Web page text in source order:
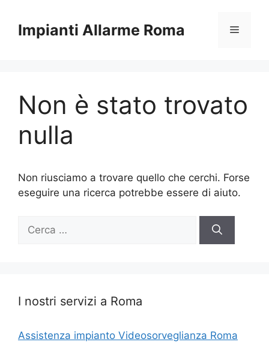
contenuto
Impianti Allarme Roma Menu
Non è stato trovato
nulla
Non riusciamo a trovare quello che cerchi. Forse
eseguire una ricerca potrebbe essere di aiuto.
per:
I nostri servizi a Roma
Assistenza impianto Videosorveglianza Roma